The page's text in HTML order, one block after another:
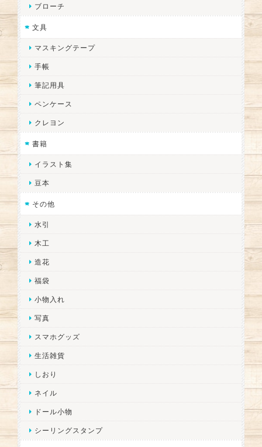
ブローチ
文具
マスキングテープ
手帳
筆記用具
ペンケース
クレヨン
書籍
イラスト集
豆本
その他
水引
木工
造花
福袋
小物入れ
写真
スマホグッズ
生活雑貨
しおり
ネイル
ドール小物
シーリングスタンプ